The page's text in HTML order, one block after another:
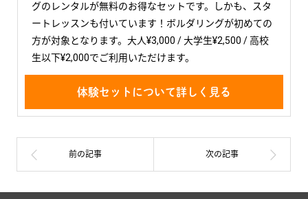
グのレンタルが無料のお得なセットです。しかも、スタ
ートレッスンも付いています！ボルダリングが初めての
方が対象となります。大人¥3,000 / 大学生¥2,500 / 高校
生以下¥2,000でご利用いただけます。
体験セットについて詳しく見る